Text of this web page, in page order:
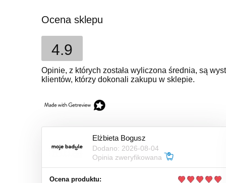
Ocena sklepu
4.9
Opinie, z których została wyliczona średnia, są
klientów, którzy dokonali zakupu w sklepie.
Elżbieta Bogusz
Dodano: 2026-08-04
Opinia zweryfikowana
Ocena produktu: